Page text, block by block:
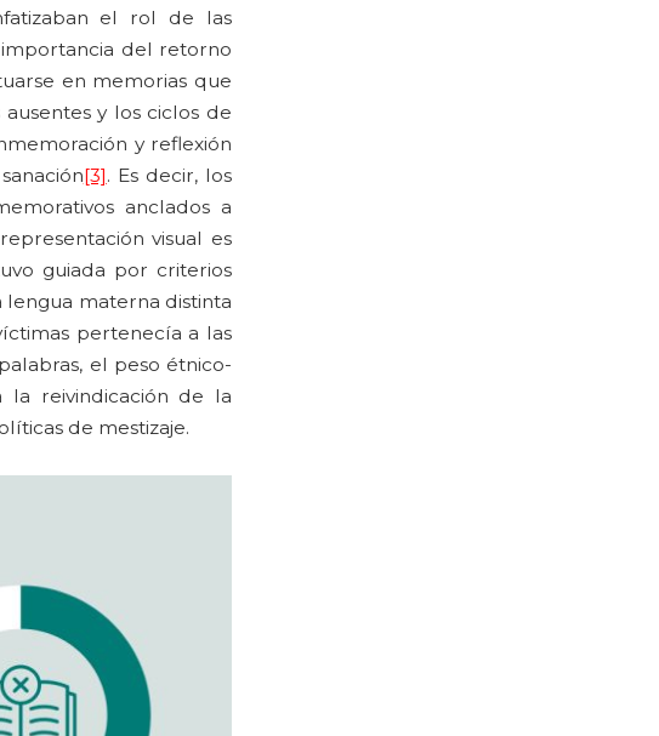
el rol de las
del retorno
en memorias que
y los ciclos de
y reflexión
[3]. Es decir, los
anclados a
visual es
guiada por criterios
lengua materna distinta
pertenecía a las
el peso étnico-
la reivindicación de la
de mestizaje.